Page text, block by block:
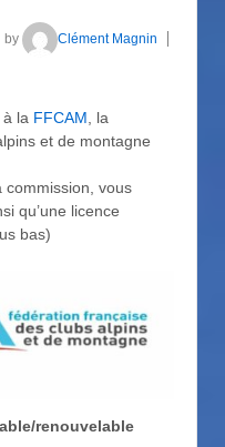
by
Clément Magnin
la FFCAM , la
et de montagne
commission, vous
qu’une licence
bas)
renouvelable